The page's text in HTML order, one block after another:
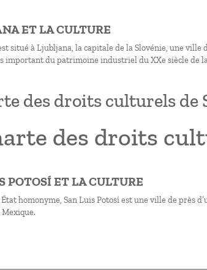
ET LA CULTURE
situé à Ljubljana, la capitale de la Slovénie, une ville
important du patrimoine industriel du XXe siècle de
des droits culturels de
des droits
POTOSÍ ET LA CULTURE
homonyme, San Luis Potosí est une ville de près